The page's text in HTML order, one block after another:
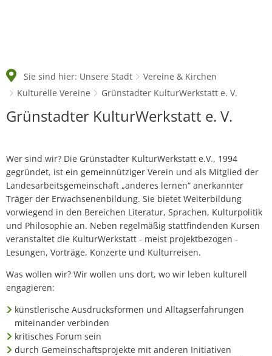
Sie sind hier: Unsere Stadt
Vereine & Kirchen
Kulturelle Vereine
Grünstadter KulturWerkstatt e. V.
Grünstadter
e.
V.
Grünstadter KulturWerkstatt e. V.
Wer sind wir? Die Grünstadter KulturWerkstatt e.V., 1994
gegründet, ist ein gemeinnütziger Verein und als Mitglied der
Landesarbeitsgemeinschaft „anderes lernen“ anerkannter
Träger der Erwachsenenbildung. Sie bietet Weiterbildung
vorwiegend in den Bereichen Literatur, Sprachen, Kulturpolitik
und Philosophie an. Neben regelmäßig stattfindenden Kursen
veranstaltet die KulturWerkstatt - meist projektbezogen -
Lesungen, Vorträge, Konzerte und Kulturreisen.
Was wollen wir? Wir wollen uns dort, wo wir leben kulturell
engagieren:
künstlerische Ausdrucksformen und Alltagserfahrungen
miteinander verbinden
kritisches Forum sein
durch Gemeinschaftsprojekte mit anderen Initiativen